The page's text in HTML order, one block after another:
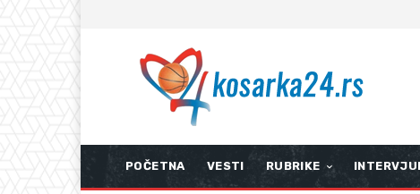
POČETNA VESTI RUBRIKE INTERVJUI